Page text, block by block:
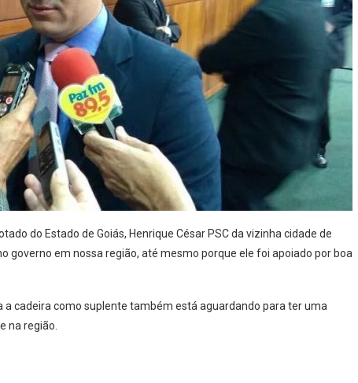
do Estado de Goiás, Henrique César PSC da vizinha cidade de
governo em nossa região, até mesmo porque ele foi apoiado por boa
a cadeira como suplente também está aguardando para ter uma
na região.